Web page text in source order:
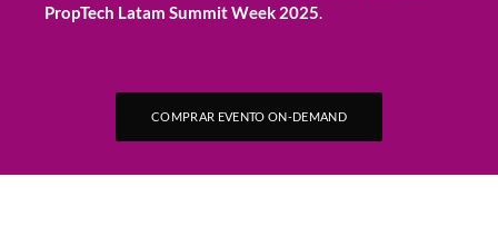
PropTech Latam Summit Week 2025
COMPRAR EVENTO ON-DEMAND